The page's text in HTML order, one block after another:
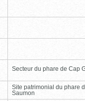
Secteur du phare de Cap
Site patrimonial du phare
Saumon